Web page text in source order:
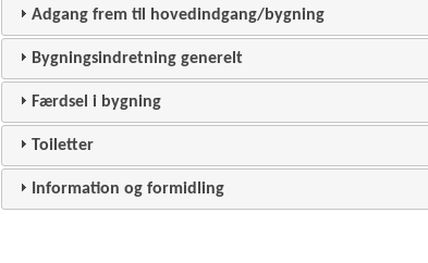
Adgang frem til hovedindgang/bygning
Bygningsindretning generelt
Færdsel i bygning
Toiletter
Information og formidling